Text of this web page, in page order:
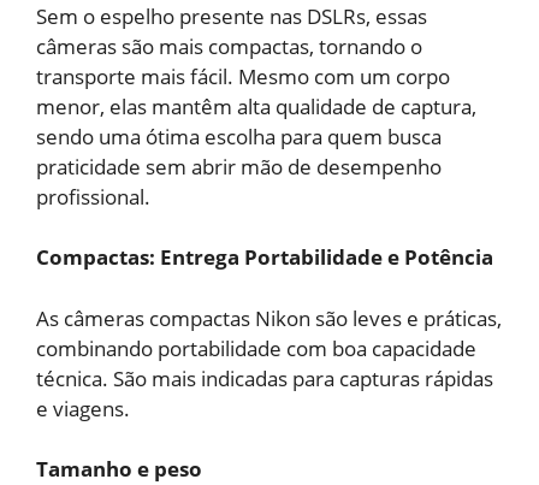
Sem o espelho presente nas DSLRs, essas
câmeras são mais compactas, tornando o
transporte mais fácil. Mesmo com um corpo
menor, elas mantêm alta qualidade de captura,
sendo uma ótima escolha para quem busca
praticidade sem abrir mão de desempenho
profissional.
Compactas: Entrega Portabilidade e Potência
As câmeras compactas Nikon são leves e práticas,
combinando portabilidade com boa capacidade
técnica. São mais indicadas para capturas rápidas
e viagens.
Tamanho e peso